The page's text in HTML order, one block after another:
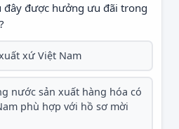
được hưởng ưu đãi trong
xứ Việt Nam
nước sản xuất hàng hóa có
phù hợp với hồ sơ mời